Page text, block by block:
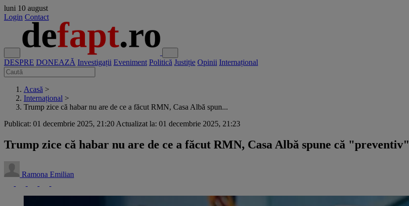
luni 10 august
Login Contact
DESPRE DONEAZĂ Investigații Eveniment Politică Justiție Opinii Internațional
Acasă >
Internațional >
Trump zice că habar nu are de ce a făcut RMN, Casa Albă spun...
Publicat: 01 decembrie 2025, 21:20 Actualizat la: 01 decembrie 2025, 21:23
Trump zice că habar nu are de ce a făcut RMN, Casa Albă spune că "preventiv"
Ramona Emilian